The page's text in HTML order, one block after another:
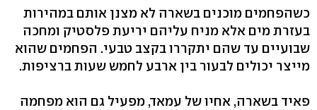
כשהפחמים מוכנים בשארה לא מצנן אותם במהירות
בעזרת מים אלא מניח עליהם יריעת פלסטיק ומחכה
שבועיים עד שהם יתקררו בקצב טבעי. הפחמים שהוא
מייצר יכולים לבעור בין ארבע לחמש שעות ברציפות.
פאיד בשארה, אחיו של עמאד, מפעיל גם הוא מפחמה